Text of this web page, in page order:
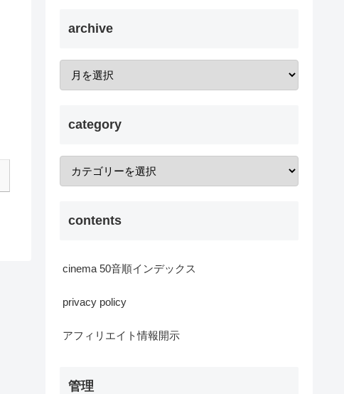
archive
category
contents
cinema 50音順インデックス
privacy policy
アフィリエイト情報開示
管理